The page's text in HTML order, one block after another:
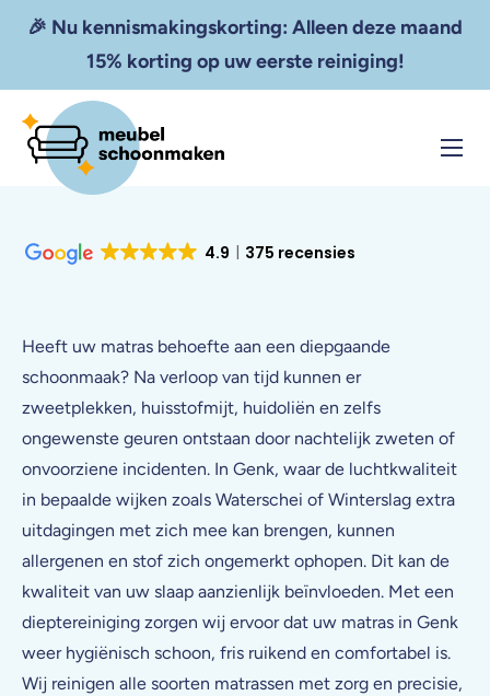
🎉 Nu kennismakingskorting: Alleen deze maand
15% korting op uw eerste reiniging!
Home
Zakelijk
Contact
4.9 375 recensies
Heeft uw matras behoefte aan een diepgaande
schoonmaak? Na verloop van tijd kunnen er
zweetplekken, huisstofmijt, huidoliën en zelfs
ongewenste geuren ontstaan door nachtelijk zweten of
onvoorziene incidenten. In Genk, waar de luchtkwaliteit
in bepaalde wijken zoals Waterschei of Winterslag extra
uitdagingen met zich mee kan brengen, kunnen
allergenen en stof zich ongemerkt ophopen. Dit kan de
kwaliteit van uw slaap aanzienlijk beïnvloeden. Met een
dieptereiniging zorgen wij ervoor dat uw matras in Genk
weer hygiënisch schoon, fris ruikend en comfortabel is.
Wij reinigen alle soorten matrassen met zorg en precisie,